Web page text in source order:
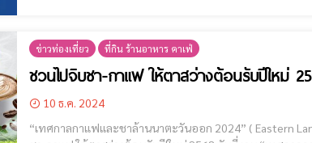
ข่าวท่องเที่ยว ที่กิน ร้านอาหาร คาเฟ่
ชวนไปจิบชา-กาแฟ ให้ตาสว่างต้อนรับปีใหม่
10 ธ.ค. 2024
“เทศกาลกาแฟและชาล้านนาตะวันออก 2024” ( Eastern Lanna Coffee & Tea Festival